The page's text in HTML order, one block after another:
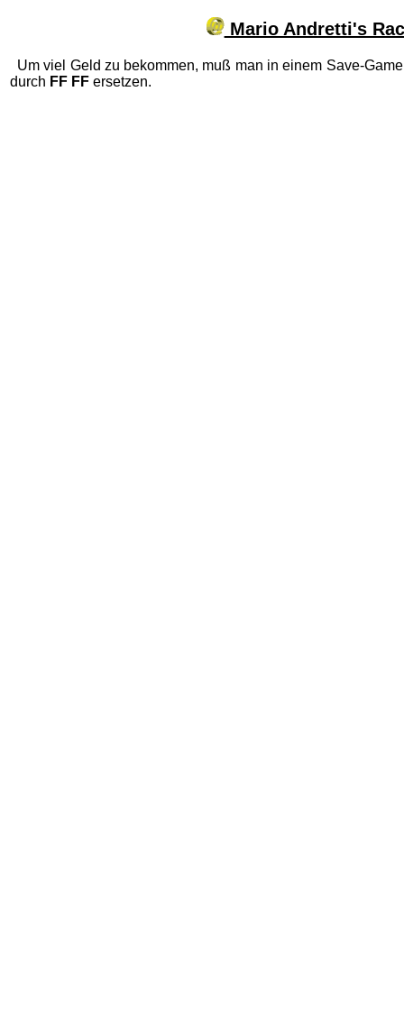
Mario Andretti's
Um viel Geld zu bekommen, muß man in einem Save-
durch FF FF ersetzen.